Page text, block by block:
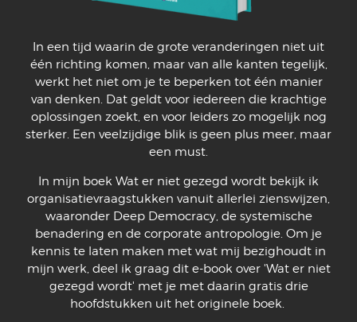
In een tijd waarin de grote veranderingen niet uit
één richting komen, maar van alle kanten tegelijk,
werkt het niet om je te beperken tot één manier
van denken. Dat geldt voor iedereen die krachtige
oplossingen zoekt, en voor leiders zo mogelijk nog
sterker. Een veelzijdige blik is geen plus meer, maar
een must.
In mijn boek Wat er niet gezegd wordt bekijk ik
organisatievraagstukken vanuit allerlei zienswijzen,
waaronder Deep Democracy, de systemische
benadering en de corporate antropologie. Om je
kennis te laten maken met wat mij bezighoudt in
mijn werk, deel ik graag dit e-book over 'Wat er niet
gezegd wordt' met je met daarin gratis drie
hoofdstukken uit het originele boek.